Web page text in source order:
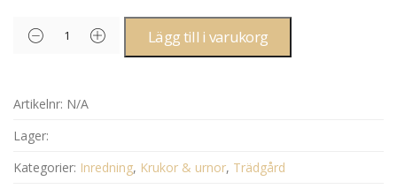
Lägg till i varukorg
Artikelnr: N/A
Lager:
Kategorier: Inredning, Krukor & urnor, Trädgård